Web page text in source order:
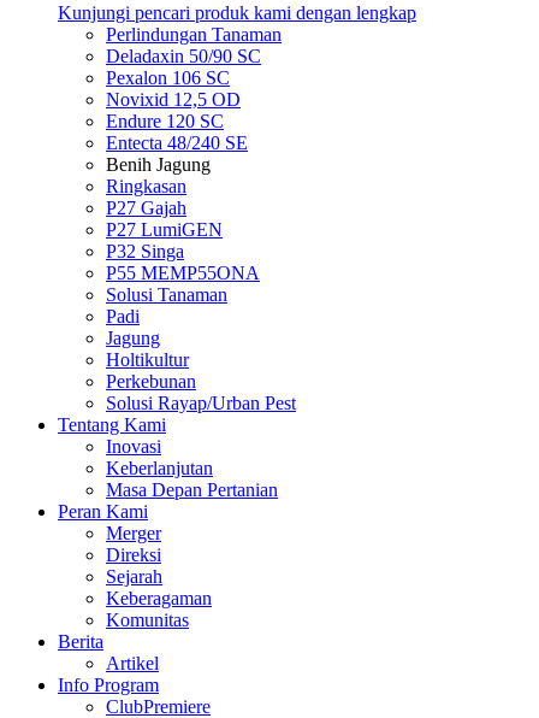
Kunjungi pencari produk kami dengan lengkap
Perlindungan Tanaman
Deladaxin 50/90 SC
Pexalon 106 SC
Novixid 12,5 OD
Endure 120 SC
Entecta 48/240 SE
Benih Jagung
Ringkasan
P27 Gajah
P27 LumiGEN
P32 Singa
P55 MEMP55ONA
Solusi Tanaman
Padi
Jagung
Holtikultur
Perkebunan
Solusi Rayap/Urban Pest
Tentang Kami
Inovasi
Keberlanjutan
Masa Depan Pertanian
Peran Kami
Merger
Direksi
Sejarah
Keberagaman
Komunitas
Berita
Artikel
Info Program
ClubPremiere